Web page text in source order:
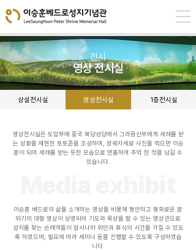
​전시
영상 전시실
상설전시실 영상전시실 1층전시실
영상전시실은 도입부에 중국 북당성당에서 그라몽신부에게 세례를 받
는 상황을 재현한 포토존을 조성하여, 장궤자세로 사진을 찍으면 이승
훈이 되어 세례를 받는 듯한 모습으로 연출하여 추억 한 컷을 남길 수
있습니다.
이승훈 베드로의 삶을 소개하는 영상을 비롯해 평안하고 평화로운 분
위기의 대형 영상이 상영되어 기도와 묵상을 할 수 있는 영상관으로
성지를 찾는 순례객들이 잠시나마 위안과 휴식의 시간을 가질 수 있도
록 하였으며, 필요에 따라 세미나 등을 진행할 수 있도록 구성하였습
니다.